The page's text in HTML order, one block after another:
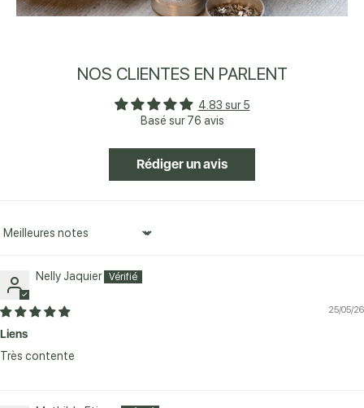
NOS CLIENTES EN PARLENT
4.83 sur 5
Basé sur 76 avis
Rédiger un avis
Sort by
Nelly Jaquier
25/05/26
Liens
Très contente